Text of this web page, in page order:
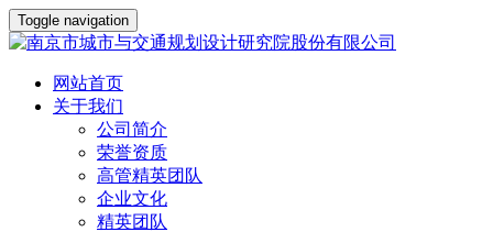
Toggle navigation
网站首页
关于我们
公司简介
荣誉资质
高管精英团队
企业文化
精英团队